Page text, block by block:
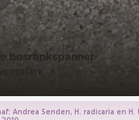
bosrankspanner
Andrea Senden, H. radicaria en